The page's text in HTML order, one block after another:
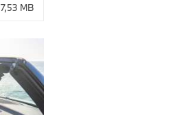
7,53 MB